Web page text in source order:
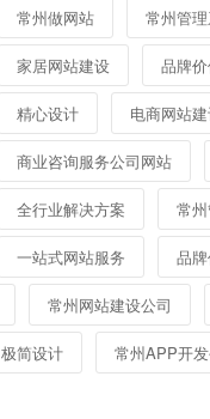
常州做网站 常州管
家居网站建设 品牌
精心设计 电商网站
商业咨询服务公司网站
全行业解决方案 常
一站式网站服务 品
常州网站建设公司
极简设计 常州APP开